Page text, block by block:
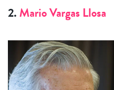
2.Mario Vargas Llosa